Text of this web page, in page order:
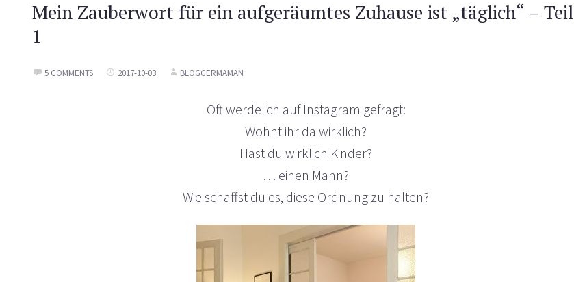
Mein Zauberwort für ein aufgeräumtes Zuhause ist „täglich“ – Teil
1
5 COMMENTS 2017-10-03 BLOGGERMAMAN
Oft werde ich auf Instagram gefragt:
Wohnt ihr da wirklich?
Hast du wirklich Kinder?
… einen Mann?
Wie schaffst du es, diese Ordnung zu halten?